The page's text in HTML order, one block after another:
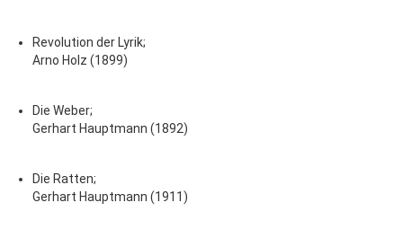
Revolution der Lyrik;
Arno Holz (1899)
Die Weber;
Gerhart Hauptmann (1892)
Die Ratten;
Gerhart Hauptmann (1911)